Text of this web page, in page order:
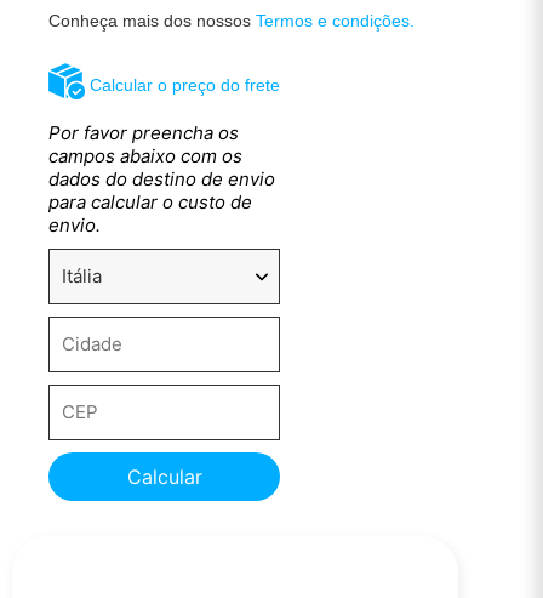
Calcular o preço do frete
Por favor preencha os
campos abaixo com os
dados do destino de envio
para calcular o custo de
envio.
Calcular
Conheça mais dos nossos Termos e condições.